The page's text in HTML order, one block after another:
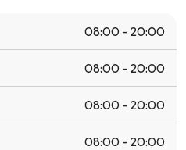
08:00 - 20:00
08:00 - 20:00
08:00 - 20:00
08:00 - 20:00